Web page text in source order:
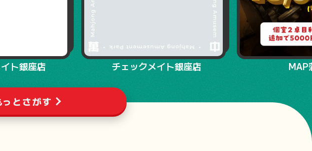
ト銀座店 チェックメイト銀座店 MAP
とさがす